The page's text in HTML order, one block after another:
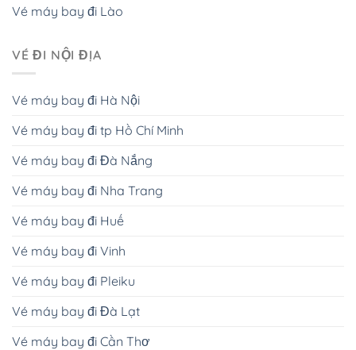
Vé máy bay đi Lào
VÉ ĐI NỘI ĐỊA
Vé máy bay đi Hà Nội
Vé máy bay đi tp Hồ Chí Minh
Vé máy bay đi Đà Nắng
Vé máy bay đi Nha Trang
Vé máy bay đi Huế
Vé máy bay đi Vinh
Vé máy bay đi Pleiku
Vé máy bay đi Đà Lạt
Vé máy bay đi Cần Thơ